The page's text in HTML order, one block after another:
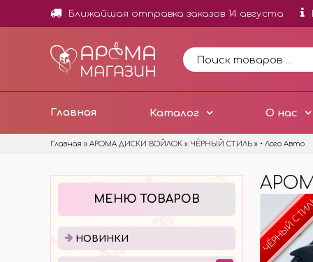
Ближайшая отправка заказов 14 августа
Главная Каталог О нас
Главная » АРОМА ДИСКИ ВОЙЛОК » ЧЁРНЫЙ СТИЛЬ » • Лого Авто
ЧЁРНЫЙ
МЕНЮ ТОВАРОВ
НОВИНКИ